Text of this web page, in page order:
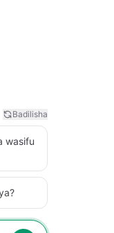
Badilisha
wasifu